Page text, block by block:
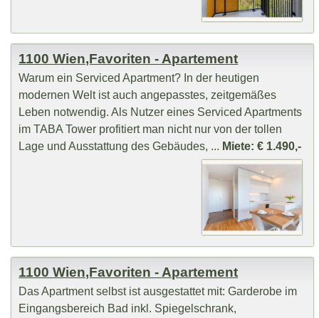
1100 Wien,Favoriten - Apartement
Warum ein Serviced Apartment? In der heutigen
modernen Welt ist auch angepasstes, zeitgemäßes
Leben notwendig. Als Nutzer eines Serviced Apartments
im TABA Tower profitiert man nicht nur von der tollen
Lage und Ausstattung des Gebäudes, ... Miete: € 1.490,-
1100 Wien,Favoriten - Apartement
Das Apartment selbst ist ausgestattet mit: Garderobe im
Eingangsbereich Bad inkl. Spiegelschrank,